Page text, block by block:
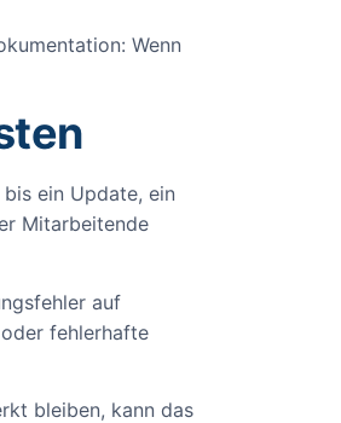
Wenn
ein Update, ein
Mitarbeitende
auf
fehlerhafte
bleiben, kann das